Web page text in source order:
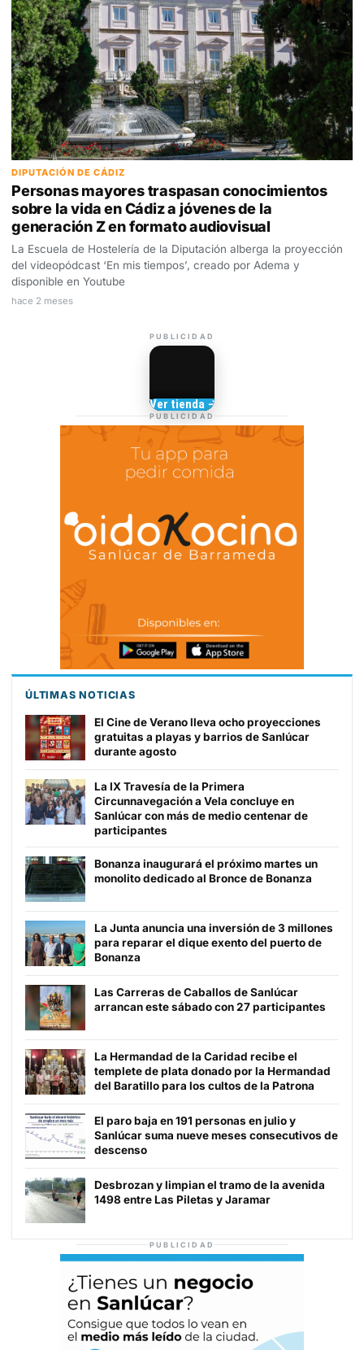
DIPUTACIÓN DE CÁDIZ
Personas mayores traspasan conocimientos
sobre la vida en Cádiz a jóvenes de la
generación Z en formato audiovisual
La Escuela de Hostelería de la Diputación alberga la proyección
del videopódcast ‘En mis tiempos’, creado por Adema y
disponible en Youtube
hace 2 meses
PUBLICIDAD
TIENDA DE
BARRAMEDIA
Camisetas de Sanlúcar
Ver tienda →
PUBLICIDAD
ÚLTIMAS NOTICIAS
El Cine de Verano lleva ocho proyecciones
gratuitas a playas y barrios de Sanlúcar
durante agosto
La IX Travesía de la Primera
Circunnavegación a Vela concluye en
Sanlúcar con más de medio centenar de
participantes
Bonanza inaugurará el próximo martes un
monolito dedicado al Bronce de Bonanza
La Junta anuncia una inversión de 3 millones
para reparar el dique exento del puerto de
Bonanza
Las Carreras de Caballos de Sanlúcar
arrancan este sábado con 27 participantes
La Hermandad de la Caridad recibe el
templete de plata donado por la Hermandad
del Baratillo para los cultos de la Patrona
El paro baja en 191 personas en julio y
Sanlúcar suma nueve meses consecutivos de
descenso
Desbrozan y limpian el tramo de la avenida
1498 entre Las Piletas y Jaramar
PUBLICIDAD